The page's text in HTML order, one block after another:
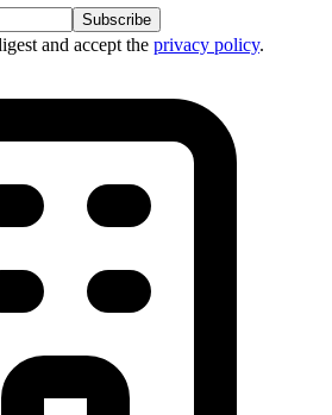
Subscribe
and accept the privacy policy.